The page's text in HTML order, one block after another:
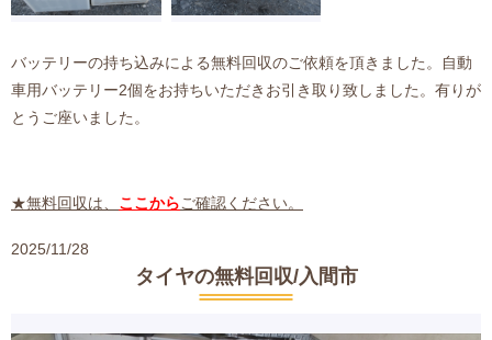
バッテリーの持ち込みによる無料回収のご依頼を頂きました。自動
車用バッテリー2個をお持ちいただきお引き取り致しました。有りが
とうご座いました。
★無料回収は、 ここからご確認ください。
2025/11/28
タイヤの無料回収/入間市